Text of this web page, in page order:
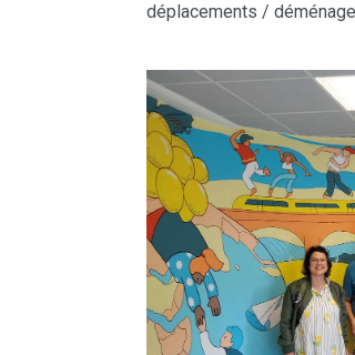
déplacements /